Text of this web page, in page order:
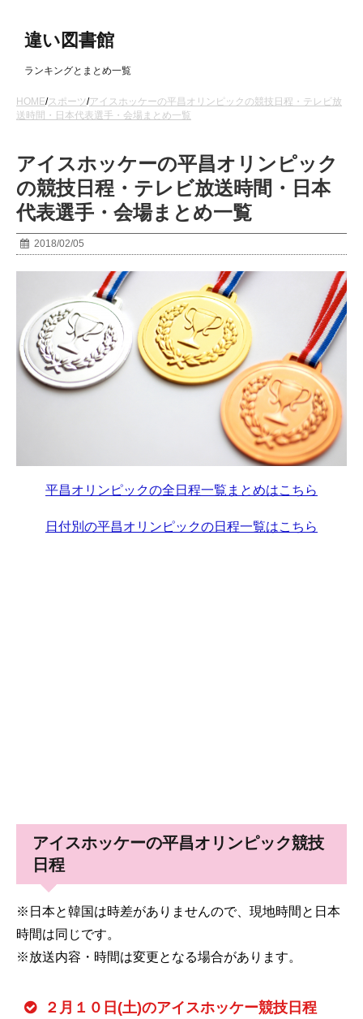
違い図書館
ランキングとまとめ一覧
HOME/スポーツ/アイスホッケーの平昌オリンピックの競技日程・テレビ放
送時間・日本代表選手・会場まとめ一覧
アイスホッケーの平昌オリンピック
の競技日程・テレビ放送時間・日本
代表選手・会場まとめ一覧
2018/02/05
平昌オリンピックの全日程一覧まとめはこちら
日付別の平昌オリンピックの日程一覧はこちら
アイスホッケーの平昌オリンピック競技
日程
※日本と韓国は時差がありませんので、現地時間と日本
時間は同じです。
※放送内容・時間は変更となる場合があります。
２月１０日(土)のアイスホッケー競技日程